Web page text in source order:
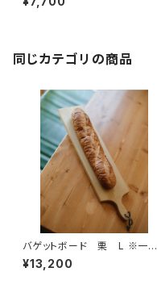
同じカテゴリの商品
バゲットボード 栗 L ※一点
物
¥13,200